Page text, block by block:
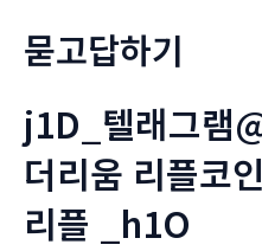
묻고답하기
j1D_텔래그램
더리움 리플코
리플 _h1O